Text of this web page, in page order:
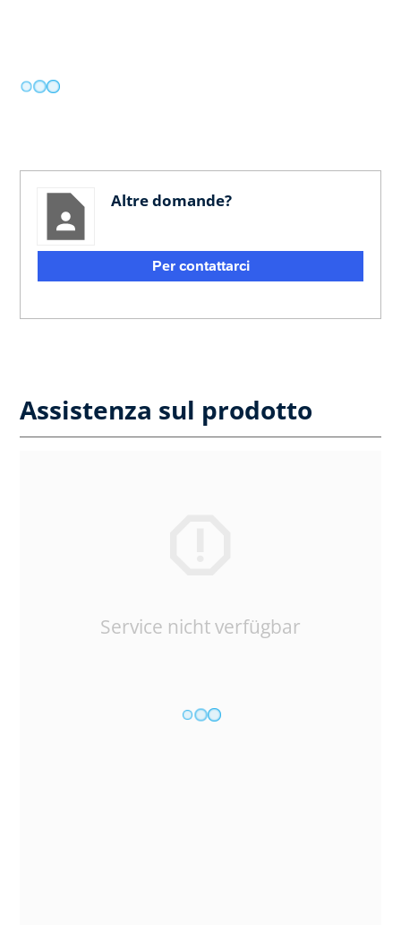
Altre domande?
Per contattarci
Assistenza sul prodotto
Service nicht verfügbar